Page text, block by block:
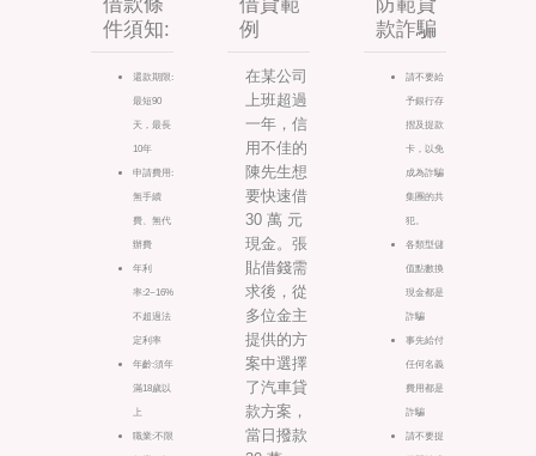
件須知:
還款期限:
最短90
天，最長
10年
申請費用:
無手續
費、無代
辦費
年利
率:2~16%
不超過法
定利率
年齡:須年
滿18歲以
上
職業:不限
例
在某公司
上班超過
一年，信
用不佳的
陳先生想
要快速借
30 萬 元
現金。張
貼借錢需
求後，從
多位金主
提供的方
案中選擇
了汽車貸
款方案，
當日撥款
款詐騙
請不要給
予銀行存
摺及提款
卡，以免
成為詐騙
集團的共
犯。
各類型儲
值點數換
現金都是
詐騙
事先給付
任何名義
費用都是
詐騙
請不要提